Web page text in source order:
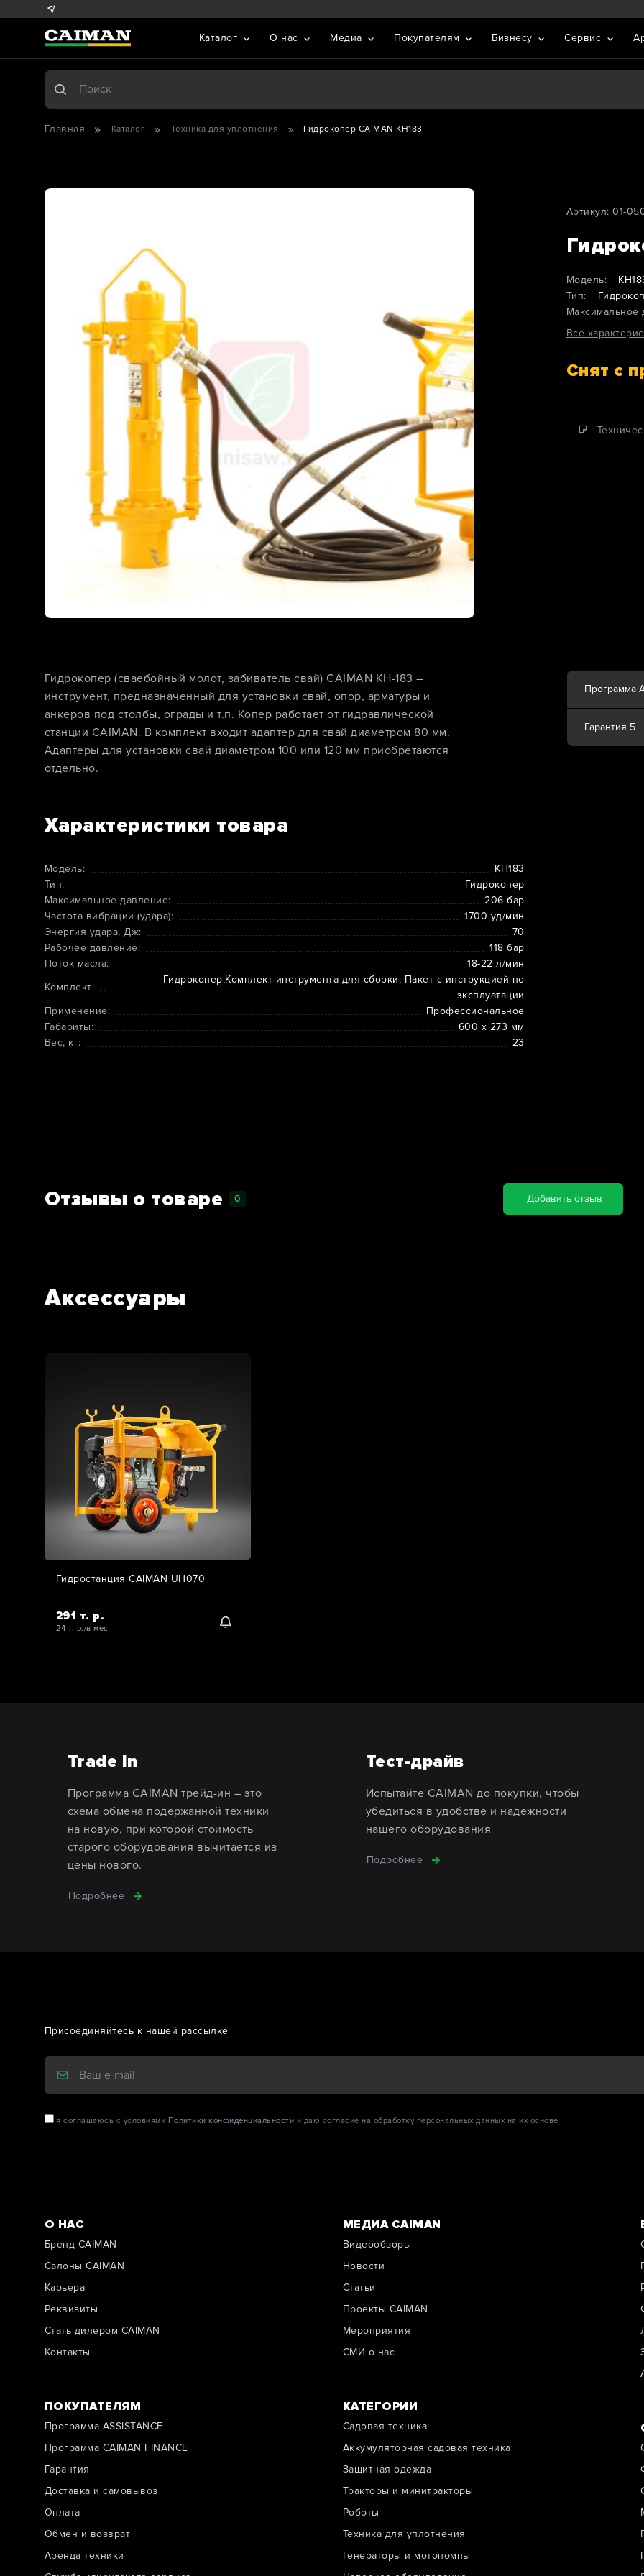
Каталог О нас Медиа Покупателям Бизнесу Сервис
Главная Каталог Техника для уплотнения Гидрокопер CAIMAN KH183
Артикул: 01-
Модель:
Тип:
Максимальное
Все
Снят с
Гидрокопер (сваебойный молот, забиватель свай) CAIMAN KH-183 –
инструмент, предназначенный для установки свай, опор, арматуры и
анкеров под столбы, ограды и т.п. Копер работает от гидравлической
станции CAIMAN. В комплект входит адаптер для свай диаметром 80 мм.
Адаптеры для установки свай диаметром 100 или 120 мм приобретаются
отдельно.
Программа
Гарантия 5+
Характеристики товара
Модель:
KH183
Тип:
Гидрокопер
Максимальное давление:
206 бар
Частота вибрации (удара):
1700 уд/мин
Энергия удара, Дж:
70
Рабочее давление:
118 бар
Поток масла:
18-22 л/мин
Комплект:
Гидрокопер;Комплект инструмента для сборки; Пакет с инструкцией по
эксплуатации
Применение:
Профессиональное
Габариты:
600 х 273 мм
Вес, кг:
23
Отзывы о товаре 0 Добавить отзыв
Аксессуары
Гидростанция CAIMAN UH070
291 т. р.
24 т. р./в мес
Trade In
Программа CAIMAN трейд-ин – это
схема обмена подержанной техники
на новую, при которой стоимость
старого оборудования вычитается из
цены нового.
Подробнее
Тест-драйв
Испытайте CAIMAN до покупки, чтобы
убедиться в удобстве и надежности
нашего оборудования
Подробнее
Присоединяйтесь к нашей рассылке
я соглашаюсь с условиями Политики конфиденциальности и даю согласие на обработку персональных данных на их основе
О НАС
Бренд CAIMAN
Салоны CAIMAN
Карьера
Реквизиты
Стать дилером CAIMAN
Контакты
ПОКУПАТЕЛЯМ
Программа ASSISTANCE
Программа CAIMAN FINANCE
Гарантия
Доставка и самовывоз
Оплата
Обмен и возврат
Аренда техники
МЕДИА CAIMAN
Видеообзоры
Новости
Cтатьи
Проекты CAIMAN
Мероприятия
СМИ о нас
КАТЕГОРИИ
Садовая техника
Аккумуляторная садовая техника
Защитная одежда
Тракторы и минитракторы
Роботы
Техника для уплотнения
Генераторы и мотопомпы